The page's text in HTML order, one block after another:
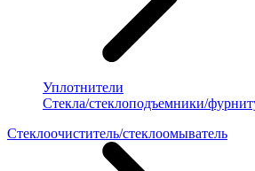
Уплотнители
Стекла/стеклоподъемники/
Стеклоочиститель/стеклоомыватель